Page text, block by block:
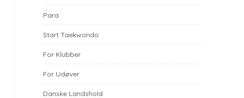
Para
Start Taekwondo
For Klubber
For Udøver
Danske Landshold